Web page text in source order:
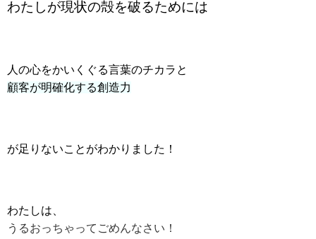
わたしが現状の殻を破るためには
人の心をかいくぐる言葉のチカラと
顧客が明確化する創造力
が足りないことがわかりました！
わたしは、
うるおっちゃってごめんなさい！